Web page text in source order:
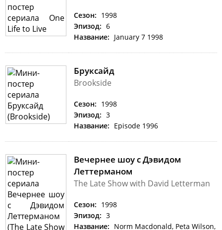
Сезон: 1998
Эпизод: 6
Название: January 7 1998
Бруксайд
Brookside
Сезон: 1998
Эпизод: 3
Название: Episode 1996
Вечернее шоу с Дэвидом
Леттерманом
The Late Show with David Letterman
Сезон: 1998
Эпизод: 3
Название: Norm Macdonald, Peta Wilson,